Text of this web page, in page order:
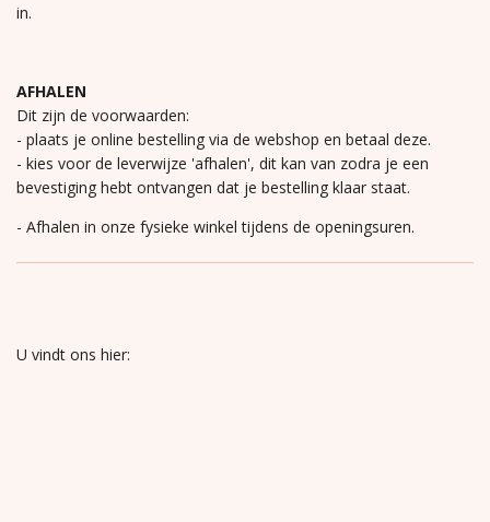
in.
AFHALEN
Dit zijn de voorwaarden:
- plaats je online bestelling via de webshop en betaal deze.
- kies voor de leverwijze 'afhalen', dit kan van zodra je een
bevestiging hebt ontvangen dat je bestelling klaar staat.
- Afhalen in onze fysieke winkel tijdens de openingsuren.
U vindt ons hier: